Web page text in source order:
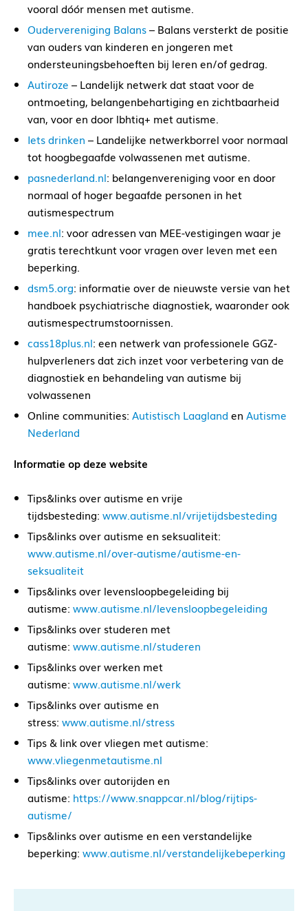
vooral dóór mensen met autisme.
Oudervereniging Balans– Balans versterkt de positie
van ouders van kinderen en jongeren met
ondersteuningsbehoeften bij leren en/of gedrag.
Autiroze – Landelijk netwerk dat staat voor de
ontmoeting, belangenbehartiging en zichtbaarheid
van, voor en door lbhtiq+ met autisme.
Iets drinken – Landelijke netwerkborrel voor normaal
tot hoogbegaafde volwassenen met autisme.
pasnederland.nl: belangenvereniging voor en door
normaal of hoger begaafde personen in het
autismespectrum
mee.nl: voor adressen van MEE-vestigingen waar je
gratis terechtkunt voor vragen over leven met een
beperking.
dsm5.org: informatie over de nieuwste versie van het
handboek psychiatrische diagnostiek, waaronder ook
autismespectrumstoornissen.
cass18plus.nl: een netwerk van professionele GGZ-
hulpverleners dat zich inzet voor verbetering van de
diagnostiek en behandeling van autisme bij
volwassenen
Online communities: Autistisch Laagland en Autisme
Nederland
Informatie op deze website
Tips&links over autisme en vrije
tijdsbesteding: www.autisme.nl/vrijetijdsbesteding
Tips&links over autisme en seksualiteit:
www.autisme.nl/over-autisme/autisme-en-
seksualiteit
Tips&links over levensloopbegeleiding bij
autisme: www.autisme.nl/levensloopbegeleiding
Tips&links over studeren met
autisme: www.autisme.nl/studeren
Tips&links over werken met
autisme: www.autisme.nl/werk
Tips&links over autisme en
stress: www.autisme.nl/stress
Tips & link over vliegen met autisme:
www.vliegenmetautisme.nl
Tips&links over autorijden en
autisme: https://www.snappcar.nl/blog/rijtips-
autisme/
Tips&links over autisme en een verstandelijke
beperking: www.autisme.nl/verstandelijkebeperking